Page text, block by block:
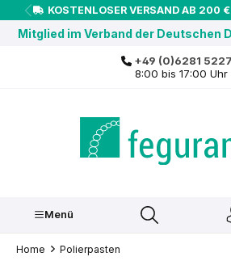
springen
KOSTENLOSER VERSAND AB 200
Mitglied im Verband der Deutschen
+49 (0)6281
8:00 bis 17:00 Uhr
Menü
Home Polierpasten